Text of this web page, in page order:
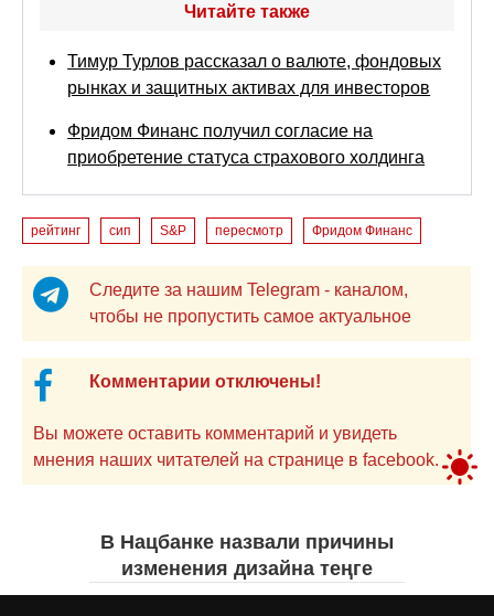
Читайте также
Тимур Турлов рассказал о валюте, фондовых
рынках и защитных активах для инвесторов
Фридом Финанс получил согласие на
приобретение статуса страхового холдинга
рейтинг сип S&P пересмотр Фридом Финанс
Следите за нашим Telegram - каналом,
чтобы не пропустить самое актуальное
Комментарии отключены!
Вы можете оставить комментарий и увидеть
мнения наших читателей на странице в facebook.
В Нацбанке назвали причины
изменения дизайна теңге